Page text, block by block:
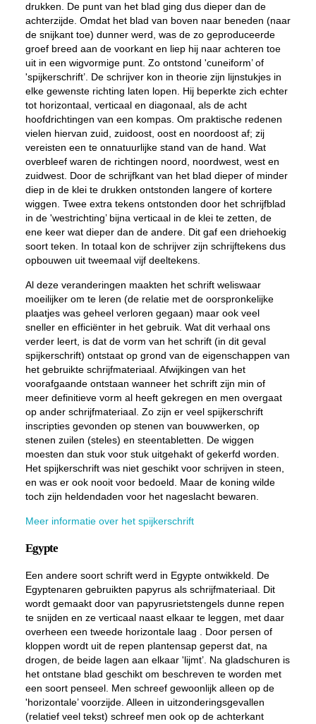
drukken. De punt van het blad ging dus dieper dan de
achterzijde. Omdat het blad van boven naar beneden (naar
de snijkant toe) dunner werd, was de zo geproduceerde
groef breed aan de voorkant en liep hij naar achteren toe
uit in een wigvormige punt. Zo ontstond 'cuneiform’ of
'spijkerschrift’. De schrijver kon in theorie zijn lijnstukjes in
elke gewenste richting laten lopen. Hij beperkte zich echter
tot horizontaal, verticaal en diagonaal, als de acht
hoofdrichtingen van een kompas. Om praktische redenen
vielen hiervan zuid, zuidoost, oost en noordoost af; zij
vereisten een te onnatuurlijke stand van de hand. Wat
overbleef waren de richtingen noord, noordwest, west en
zuidwest. Door de schrijfkant van het blad dieper of minder
diep in de klei te drukken ontstonden langere of kortere
wiggen. Twee extra tekens ontstonden door het schrijfblad
in de 'westrichting’ bijna verticaal in de klei te zetten, de
ene keer wat dieper dan de andere. Dit gaf een driehoekig
soort teken. In totaal kon de schrijver zijn schrijftekens dus
opbouwen uit tweemaal vijf deeltekens.
Al deze veranderingen maakten het schrift weliswaar
moeilijker om te leren (de relatie met de oorspronkelijke
plaatjes was geheel verloren gegaan) maar ook veel
sneller en efficiënter in het gebruik. Wat dit verhaal ons
verder leert, is dat de vorm van het schrift (in dit geval
spijkerschrift) ontstaat op grond van de eigenschappen van
het gebruikte schrijfmateriaal. Afwijkingen van het
voorafgaande ontstaan wanneer het schrift zijn min of
meer definitieve vorm al heeft gekregen en men overgaat
op ander schrijfmateriaal. Zo zijn er veel spijkerschrift
inscripties gevonden op stenen van bouwwerken, op
stenen zuilen (steles) en steentabletten. De wiggen
moesten dan stuk voor stuk uitgehakt of gekerfd worden.
Het spijkerschrift was niet geschikt voor schrijven in steen,
en was er ook nooit voor bedoeld. Maar de koning wilde
toch zijn heldendaden voor het nageslacht bewaren.
Meer informatie over het spijkerschrift
Egypte
Een andere soort schrift werd in Egypte ontwikkeld. De
Egyptenaren gebruikten papyrus als schrijfmateriaal. Dit
wordt gemaakt door van papyrusrietstengels dunne repen
te snijden en ze verticaal naast elkaar te leggen, met daar
overheen een tweede horizontale laag . Door persen of
kloppen wordt uit de repen plantensap geperst dat, na
drogen, de beide lagen aan elkaar 'lijmt’. Na gladschuren is
het ontstane blad geschikt om beschreven te worden met
een soort penseel. Men schreef gewoonlijk alleen op de
'horizontale’ voorzijde. Alleen in uitzonderingsgevallen
(relatief veel tekst) schreef men ook op de achterkant